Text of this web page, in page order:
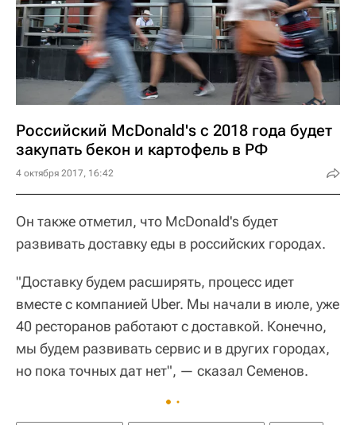
Российский McDonald's с 2018 года будет
закупать бекон и картофель в РФ
4 октября 2017, 16:42
Он также отметил, что McDonald's будет
развивать доставку еды в российских городах.
"Доставку будем расширять, процесс идет
вместе с компанией Uber. Мы начали в июле, уже
40 ресторанов работают с доставкой. Конечно,
мы будем развивать сервис и в других городах,
но пока точных дат нет", — сказал Семенов.